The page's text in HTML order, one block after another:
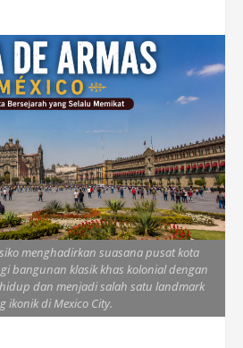
menghadirkan suasana pusat kota
bangunan klasik khas kolonial dengan
dan menjadi salah satu landmark
ikonik di Mexico City.